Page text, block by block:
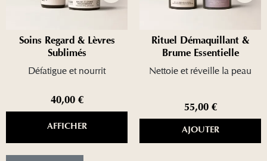
Soins Regard & Lèvres
Sublimés
Défatigue et nourrit
40,00 €
AFFICHER
Rituel Démaquillant &
Brume Essentielle
Nettoie et réveille la peau
55,00 €
AJOUTER